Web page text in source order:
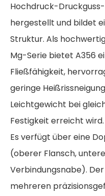
Hochdruck-
hergestellt und bildet
Struktur. Als
Mg-Serie bietet A356
Fließfähigkeit,
geringe
Leichtgewicht bei
Festigkeit erreicht wird.
Es verfügt über eine
(oberer Flansch,
Verbindungsnabe).
mehreren